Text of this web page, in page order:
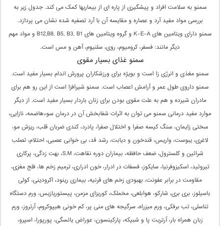
سمنو به سلامت افراد و پیشگیرى از پاره اى از بیماریها کمک مى کند. جدول زیر به
بررسى مواد مفید آرد و عصاره و مقایسه آن با آرد تصفیه شده نشان مى پردازد.
سمنو داراى ویتامین هاى K-E-A و گروه ویتامین هاى B12,B8, B5, B3, B1 و مواد مهم
دیگر مانند: فسفر، کرومیوم، روى، سلنیوم، آهن و مس است.
سمنو غذای بسیار مقوی
سمنو مغذى و انرژى زا است و بویژه براى ورزشکاران پرورش اندام بسیار مفید است.
سمنو داروى طول عمر و آرامش اعصاب است. سمنو شیرافزا است از این رو هم براى
مادران شیرده و هم به علت مقوى بودن براى زنان باردار بسیار مفید است. از دیگر
موارد مفید درمانى سمنو مى توان به اثرات شفابخش آن در درمان سوءهاضمه، نازایى،
سختى زایمان، سنگ کیسه صفرا و اختلال صفرا، پادرد، کندى ضربان قلب، ریزش مو،
لاغرى، یبوست، واریس، قندخون و دیابت، رشد قد، بى خوابى عصبى، احتلام، تصلب
شرائین و کلسترول، ضعف حافظه، بیماران دوره نقاهت، S.M، بهت زدگى، پرکارى
تیروئید، اسکیزوفرنیا، سایکوز، فسفات در ادرار، خون ادرارى، ترمیم زخم ها، فلج مغزى،
مقاومت در برابر عفونت، بهبودى زخم هاى قرنیه، بیمارى رینود، اکرودینى، کولى
باسیلوز، برى برى، شارکو، هوابلعى، مخملک، کوریزاى مزمن، پیستوریازیس، ورم دستگاه
تناسلى، تب برفکى، ورم میزراه، سرگیجه هاى منى پر، کم خونى هیپوکروم، آرتروز، ورم
زبان همراه بار، آرتریت پا و شبیکه، پارکینسون، عوراض یائسگى، پورپورا، اسپرو،